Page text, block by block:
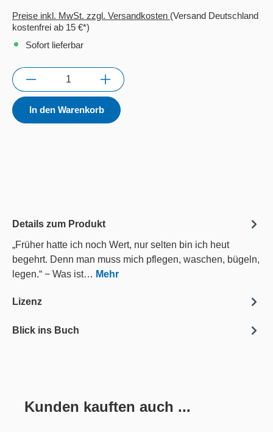
Preise inkl. MwSt. zzgl. Versandkosten (Versand Deutschland
kostenfrei ab 15 €*)
Sofort lieferbar
Anzahl
In den Warenkorb
Details zum Produkt
„Früher hatte ich noch Wert, nur selten bin ich heut
begehrt. Denn man muss mich pflegen, waschen, bügeln,
legen.“ − Was ist… Mehr
Lizenz
Blick ins Buch
Produktgalerie überspringen
Kunden kauften auch ...